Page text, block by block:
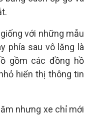
với những mẫu
phía sau vô lăng là
gồm các đồng hồ
hiển thị thông tin
nhưng xe chỉ mới